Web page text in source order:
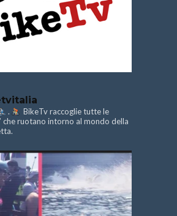
.
BikeTv raccoglie tutte le
che ruotano intorno al mondo della